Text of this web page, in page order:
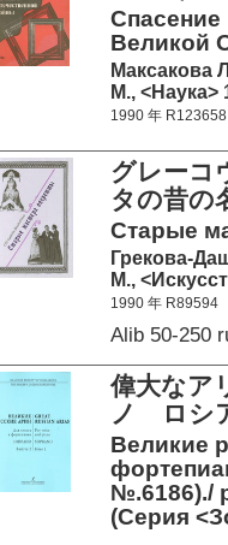
Спасение
Великой
Максакова
М., <Наука>
1990 年 R123658
グレーコ
タの昔の
Старые
Грекова-
М.,
1990 年 R89594
Alib 50-250
偉大な
ノ ロシ
Великие
№.6186)./
(Серия